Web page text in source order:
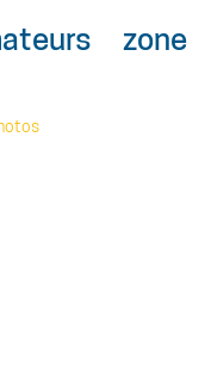
zone